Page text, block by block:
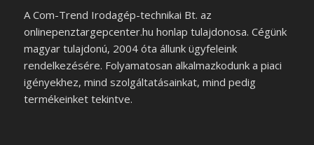
A Com-Trend Irodagép-technikai Bt. az
onlinepenztargepcenter.hu honlap tulajdonosa. Cégünk
magyar tulajdonú, 2004 óta állunk ügyfeleink
rendelkezésére. Folyamatosan alkalmazkodunk a piaci
igényekhez, mind szolgáltatásainkat, mind pedig
termékeinket tekintve.